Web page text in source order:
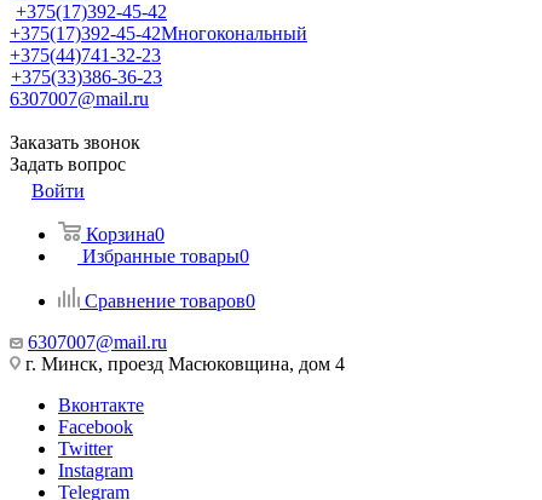
+375(17)392-45-42
+375(17)392-45-42Многокональный
+375(44)741-32-23
+375(33)386-36-23
6307007@mail.ru
Заказать звонок
Задать вопрос
Войти
Корзина0
Избранные товары0
Сравнение товаров0
6307007@mail.ru
г. Минск, проезд Масюковщина, дом 4
Вконтакте
Facebook
Twitter
Instagram
Telegram